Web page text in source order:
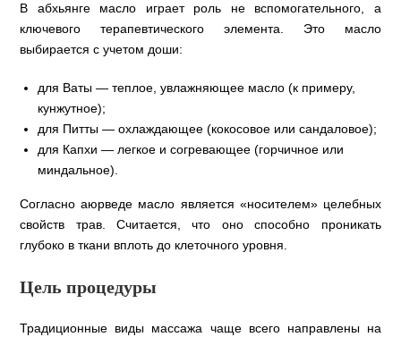
В абхьянге масло играет роль не вспомогательного, а
ключевого терапевтического элемента. Это масло
выбирается с учетом доши:
для Ваты — теплое, увлажняющее масло (к примеру,
кунжутное);
для Питты — охлаждающее (кокосовое или сандаловое);
для Капхи — легкое и согревающее (горчичное или
миндальное).
Согласно аюрведе масло является «носителем» целебных
свойств трав. Считается, что оно способно проникать
глубоко в ткани вплоть до клеточного уровня.
Цель процедуры
Традиционные виды массажа чаще всего направлены на